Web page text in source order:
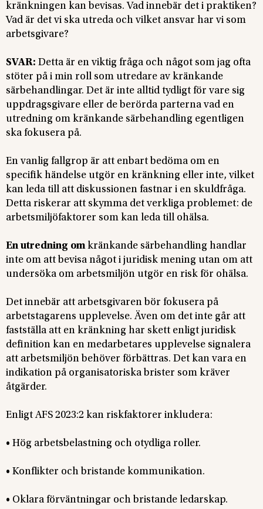
kränkningen kan bevisas. Vad innebär det i praktiken?
Vad är det vi ska utreda och vilket ansvar har vi som
arbetsgivare?
SVAR: Detta är en viktig fråga och något som jag ofta
stöter på i min roll som utredare av kränkande
särbehandlingar. Det är inte alltid tydligt för vare sig
uppdragsgivare eller de berörda parterna vad en
utredning om kränkande särbehandling egentligen
ska fokusera på.
En vanlig fallgrop är att enbart bedöma om en
specifik händelse utgör en kränkning eller inte, vilket
kan leda till att diskussionen fastnar i en skuldfråga.
Detta riskerar att skymma det verkliga problemet: de
arbetsmiljöfaktorer som kan leda till ohälsa.
En utredning omkränkande särbehandling handlar
inte om att bevisa något i juridisk mening utan om att
undersöka om arbetsmiljön utgör en risk för ohälsa.
Det innebär att arbetsgivaren bör fokusera på
arbetstagarens upplevelse. Även om det inte går att
fastställa att en kränkning har skett enligt juridisk
definition kan en medarbetares upplevelse signalera
att arbetsmiljön behöver förbättras. Det kan vara en
indikation på organisatoriska brister som kräver
åtgärder.
Enligt AFS 2023:2 kan riskfaktorer inkludera:
• Hög arbetsbelastning och otydliga roller.
• Konflikter och bristande kommunikation.
• Oklara förväntningar och bristande ledarskap.